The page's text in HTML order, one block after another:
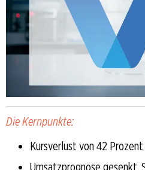
Die Kernpunkte:
Kursverlust von 42
Umsatzprognose gesenkt,